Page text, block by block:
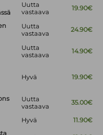
Uutta
vastaava
19.90€
Uutta
vastaava
24.90€
Uutta
vastaava
14.90€
Hyvä 19.90€
Uutta
vastaava
35.00€
Hyvä
11.90€